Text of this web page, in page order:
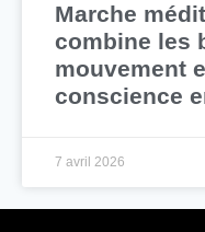
Marche
combine les
mouvement
conscience
7 avril 2026